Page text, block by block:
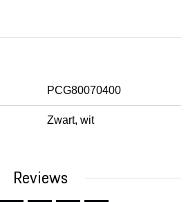
PCG80070400
Zwart, wit
Reviews